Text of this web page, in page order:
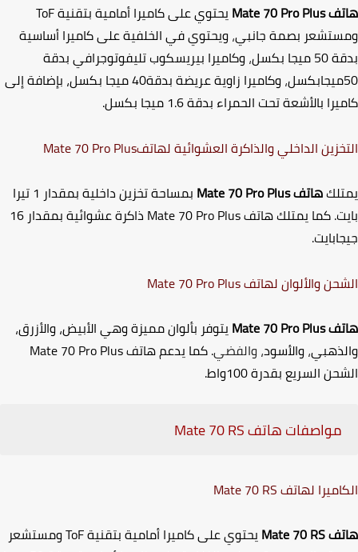
Mate 70 Pro Plusيحتوي على كاميرا أمامية بتقنيةToF
بصمة جانبي،ويحتوي في الخلفية على كاميرا أساسية
بكسل
،وكاميرا بيريسكوب تليفوتوجرافي بدقة
،
وكاميرا زاوية عريضة بدقة40 ميجا بكسل، بإضافة إلى
بالأشعة تحت الحمراء بدقة1.6ميجا بكسل.
الداخلي والذاكرة العشوائية لهاتفMate 70 Pro Plus
هاتفMate 70 Pro Plus
بمساحة تخزين داخلية بمقدار 1 تيرا
كما يمتلك هاتفMate 70 Pro Plus
ذاكرة عشوائية بمقدار 16
والألوان لهاتفMate 70 Pro Plus
Mate 70 Pro Plusيتوفر بألوان مميزة وهي الأبيض، والأزرق،
،والأسود، والفضي. كما يدعم هاتفMate 70 Pro Plus
السريع بقدرة 100واط.
مواصفات هاتفMate 70 RS
لهاتفMate 70 RS
Mate 70 RSيحتوي على كاميرا أمامية بتقنيةToFومستشعر